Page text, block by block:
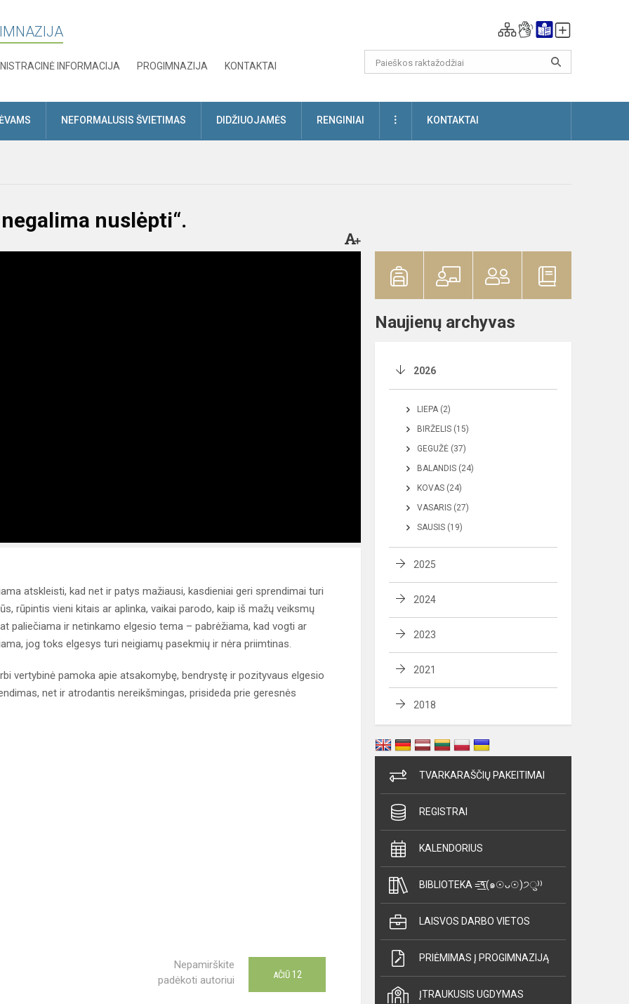
INFORMACIJA PROGIMNAZIJA KONTAKTAI
NEFORMALUSIS ŠVIETIMAS DIDŽIUOJAMĖS RENGINIAI DAUGIAUKONTAKTAI
nuslėpti“.
atskleisti, kad net ir patys mažiausi, kasdieniai geri sprendimai turi
rūpintis vieni kitais ar aplinka, vaikai parodo, kaip iš mažų veiksmų
paliečiama ir netinkamo elgesio tema – pabrėžiama, kad vogti ar
jog toks elgesys turi neigiamų pasekmių ir nėra priimtinas.
vertybinė pamoka apie atsakomybę, bendrystę ir pozityvaus elgesio
net ir atrodantis nereikšmingas, prisideda prie geresnės
Nepamirškite
padėkoti autoriui
AČIŪ 12
Naujienų archyvas
2026
LIEPA (2)
BIRŽELIS (15)
GEGUŽĖ (37)
BALANDIS (24)
KOVAS (24)
VASARIS (27)
SAUSIS (19)
2025
2024
2023
2021
2018
TVARKARAŠČIŲ PAKEITIMAI
REGISTRAI
KALENDORIUS
BIBLIOTEKA =͟͟͞͞٩(๑☉ᴗ☉)੭ु⁾⁾
LAISVOS DARBO VIETOS
PRIĖMIMAS Į PROGIMNAZIJĄ
ĮTRAUKUSIS UGDYMAS